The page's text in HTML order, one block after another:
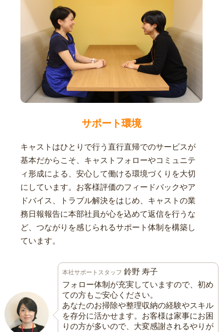
サポート環境
キャストはひとりで行う直行直帰でのサービスが
基本だからこそ、キャストフォローやコミュニテ
ィ形成による、安心して働ける環境づくりを大切
にしています。お客様評価のフィードバックやア
ドバイス、トラブル解決をはじめ、キャストの業
務日報報告に本部社員が心を込めて返信を行うな
ど、つながりを感じられるサポート体制を構築し
ています。
本社サポートスタッフ 鈴野 寿子
フォロー体制が充実していますので、初め
ての方もご安心ください。
あなたのお掃除や整理収納の経験やスキル
を存分に活かせます。お客様は家事にお困
りの方が多いので、大変感謝されるやりが